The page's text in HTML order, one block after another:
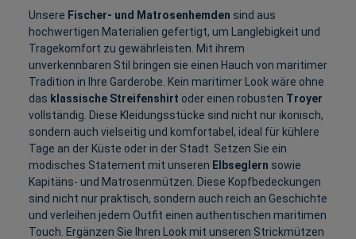
Unsere Fischer- und Matrosenhemden sind aus
hochwertigen Materialien gefertigt, um Langlebigkeit und
Tragekomfort zu gewährleisten. Mit ihrem
unverkennbaren Stil bringen sie einen Hauch von maritimer
Tradition in Ihre Garderobe. Kein maritimer Look wäre ohne
das klassische Streifenshirt oder einen robusten Troyer
vollständig. Diese Kleidungsstücke sind nicht nur ikonisch,
sondern auch vielseitig und komfortabel, ideal für kühlere
Tage an der Küste oder in der Stadt. Setzen Sie ein
modisches Statement mit unseren Elbseglern sowie
Kapitäns- und Matrosenmützen. Diese Kopfbedeckungen
sind nicht nur praktisch, sondern auch reich an Geschichte
und verleihen jedem Outfit einen authentischen maritimen
Touch. Ergänzen Sie Ihren Look mit unseren Strickmützen